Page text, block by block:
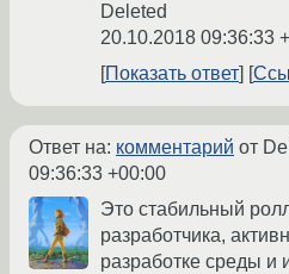
Deleted
20.10.2018 09:36:33
Показать ответ
Ответ на: комментарий от
09:36:33 +00:00
Это стабильный
разработчика,
разработке среды и